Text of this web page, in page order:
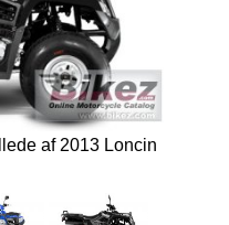
af 2013 Loncin